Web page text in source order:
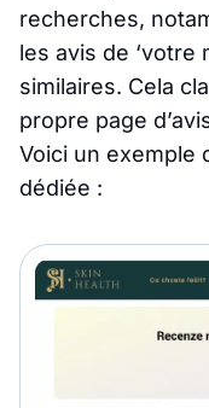
recherches,
les avis de ‘votre
similaires. Cela
propre page
Voici un exemple
dédiée :